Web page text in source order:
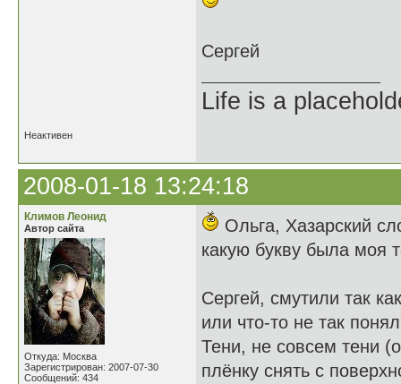
Сергей
Life is a
Неактивен
2008-01-18 13:24:18
Климов Леонид
Автор сайта
Откуда: Москва
Зарегистрирован: 2007-07-30
Сообщений: 434
Ольга, Хазарский
какую букву была моя
Сергей, смутили так
или что-то не так
Тени, не совсем тени
плёнку снять с